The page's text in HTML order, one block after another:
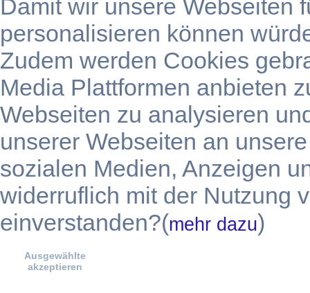
Damit wir unsere Webseiten
personalisieren können
Zudem werden Cookies
Media Plattformen anbieten
Webseiten zu analysieren
unserer Webseiten an
sozialen Medien, Anzeigen
widerruflich mit der Nutzung
einverstanden?(mehr dazu)
Ausgewählte
akzeptieren